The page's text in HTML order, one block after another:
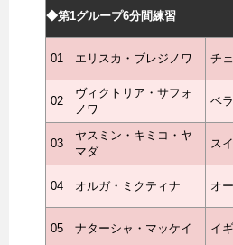
◆第1グループ6分間練習
01 エリスカ・ブレジノワ チ
02
ヴィクトリア・サフォ
ノワ
ベ
03
ヤスミン・キミコ・ヤ
マダ
ス
04 オルガ・ミクティナ オ
05 ナターシャ・マッケイ イ